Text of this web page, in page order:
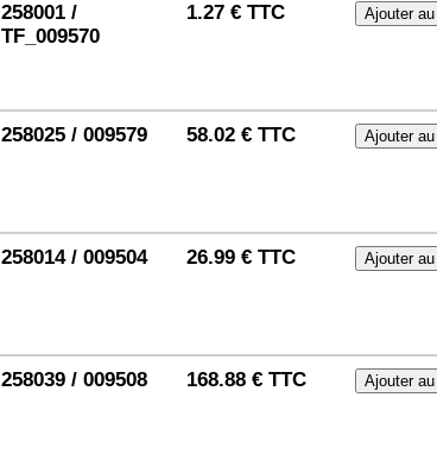
258001 /
TF_009570
1.27 € TTC
258025 / 009579 58.02 € TTC
258014 / 009504 26.99 € TTC
258039 / 009508 168.88 € TTC